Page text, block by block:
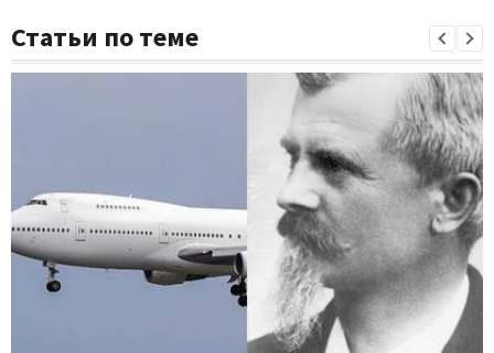
Статьи по теме